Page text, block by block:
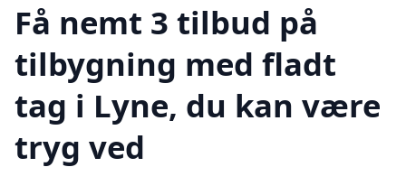
Få nemt 3 tilbud på
tilbygning med fladt
tag i Lyne, du kan være
tryg ved